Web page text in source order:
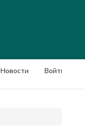
Новости Войти